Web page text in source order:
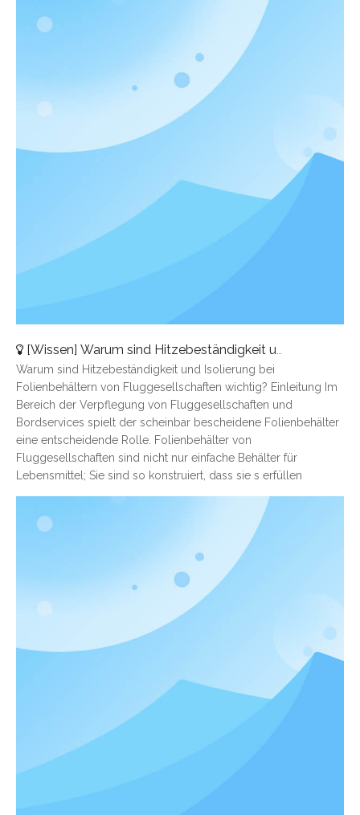
[Wissen] Warum sind Hitzebeständigkeit und Isolierung bei Folienbehältern von Fluggesellschaften wichtig?
Warum sind Hitzebeständigkeit und Isolierung bei
Folienbehältern von Fluggesellschaften wichtig? Einleitung Im
Bereich der Verpflegung von Fluggesellschaften und
Bordservices spielt der scheinbar bescheidene Folienbehälter
eine entscheidende Rolle. Folienbehälter von
Fluggesellschaften sind nicht nur einfache Behälter für
Lebensmittel; Sie sind so konstruiert, dass sie s erfüllen